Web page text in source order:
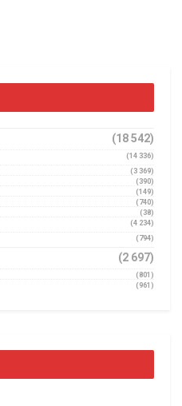
(18 542)
(14 336)
(3 369)
(390)
(149)
(740)
(38)
(4 234)
(794)
(2 697)
(801)
(961)